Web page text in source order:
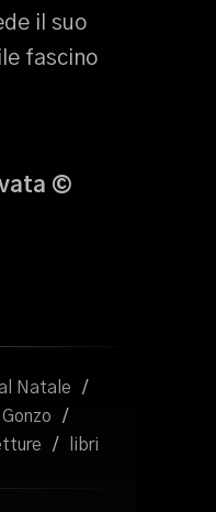
il suo
fascino
©
Natale
/
Gonzo
/
/ libri